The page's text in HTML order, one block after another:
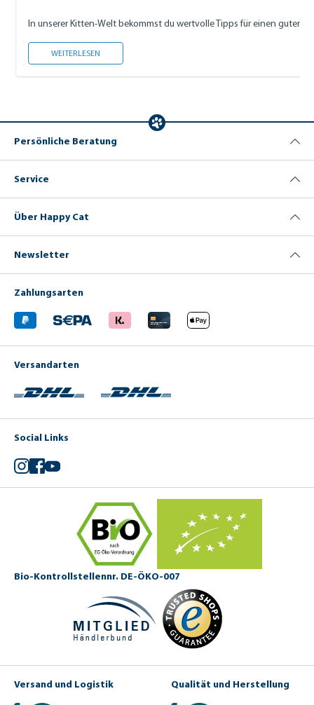
In unserer Kitten-Welt bekommst du wertvolle Tipps für einen guten
WEITERLESEN
Persönliche Beratung
Service
Über Happy Cat
Newsletter
Zahlungsarten
Versandarten
Social Links
Instagram
Facebook
YouTube
Bio-Kontrollstellennr. DE-ÖKO-007
Versand und Logistik Qualität und Herstellung